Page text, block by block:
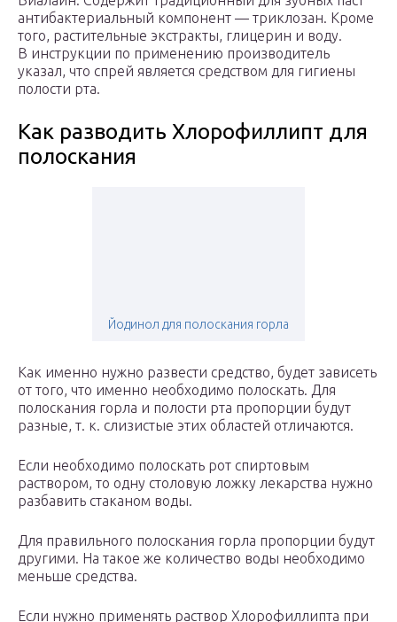
антибактериальный компонент — триклозан. Кроме
того, растительные экстракты, глицерин и воду.
В инструкции по применению производитель
указал, что спрей является средством для гигиены
полости рта.
Как разводить Хлорофиллипт для
полоскания
Йодинол для полоскания горла
Как именно нужно развести средство, будет зависеть
от того, что именно необходимо полоскать. Для
полоскания горла и полости рта пропорции будут
разные, т. к. слизистые этих областей отличаются.
Если необходимо полоскать рот спиртовым
раствором, то одну столовую ложку лекарства нужно
разбавить стаканом воды.
Для правильного полоскания горла пропорции будут
другими. На такое же количество воды необходимо
меньше средства.
Если нужно применять раствор Хлорофиллипта при